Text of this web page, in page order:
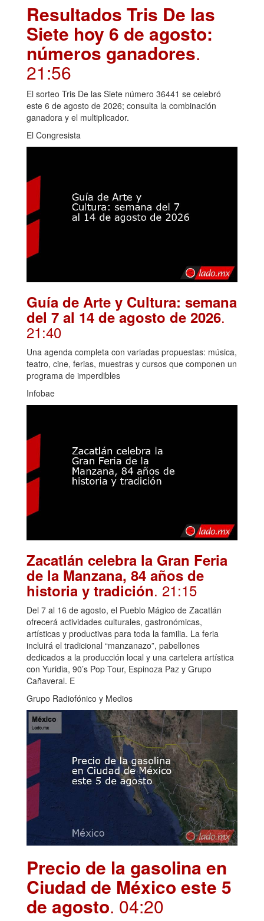
Resultados Tris De las
Siete hoy 6 de agosto:
números ganadores.
21:56
El sorteo Tris De las Siete número 36441 se celebró
este 6 de agosto de 2026; consulta la combinación
ganadora y el multiplicador.
El Congresista
Guía de Arte y Cultura: semana
del 7 al 14 de agosto de 2026.
21:40
Una agenda completa con variadas propuestas: música,
teatro, cine, ferias, muestras y cursos que componen un
programa de imperdibles
Infobae
Zacatlán celebra la Gran Feria
de la Manzana, 84 años de
historia y tradición. 21:15
Del 7 al 16 de agosto, el Pueblo Mágico de Zacatlán
ofrecerá actividades culturales, gastronómicas,
artísticas y productivas para toda la familia. La feria
incluirá el tradicional “manzanazo”, pabellones
dedicados a la producción local y una cartelera artística
con Yuridia, 90’s Pop Tour, Espinoza Paz y Grupo
Cañaveral. E
Grupo Radiofónico y Medios
Precio de la gasolina en
Ciudad de México este 5
de agosto. 04:20